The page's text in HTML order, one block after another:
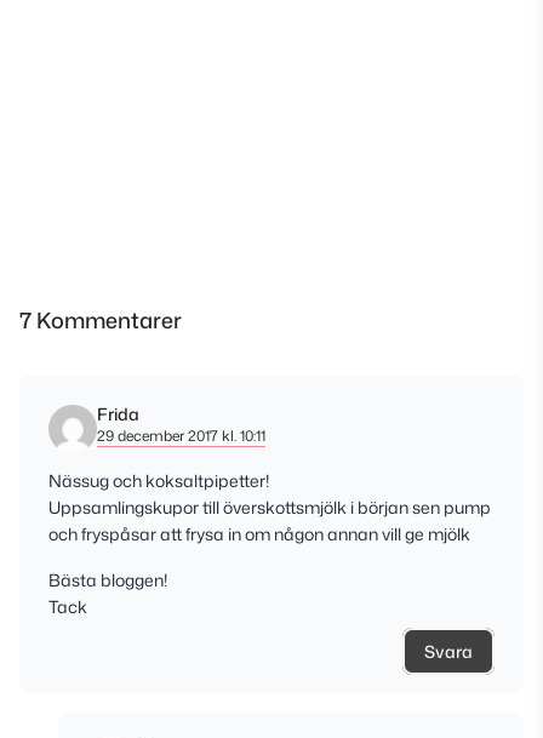
7 Kommentarer
Frida
29 december 2017 kl. 10:11
Nässug och koksaltpipetter!
Uppsamlingskupor till överskottsmjölk i början sen pump
och fryspåsar att frysa in om någon annan vill ge mjölk
Bästa bloggen!
Tack
Svara